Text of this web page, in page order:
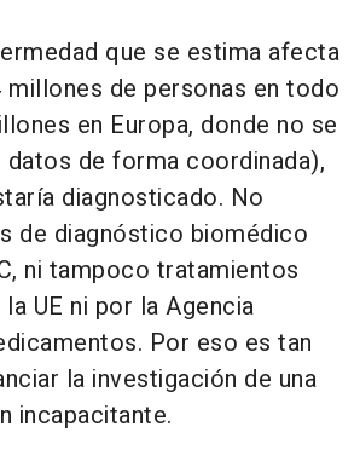
que se estima afecta
millones de personas en todo
en Europa, donde no se
de forma coordinada),
diagnosticado. No
de diagnóstico biomédico
ni tampoco tratamientos
UE ni por la Agencia
Por eso es tan
la investigación de una
incapacitante.